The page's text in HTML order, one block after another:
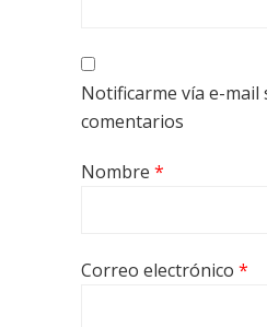
Notificarme vía e-mail
comentarios
Nombre *
Correo electrónico *